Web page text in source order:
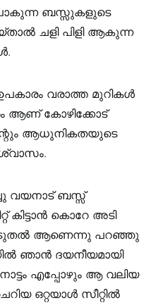
ബസ്സുകളുടെ
ചളി പിളി ആകുന്ന
വരാത്ത മുറികൾ
ആണ് കോഴിക്കോട്
ആധുനികതയുടെ
വയനാട് ബസ്സ്‌
കിട്ടാൻ കൊറേ അടി
ആണെന്നു പറഞ്ഞു
ഞാൻ ദയനീയമായി
എപ്പോഴും ആ വലിയ
ഒറ്റയാൾ സീറ്റിൽ